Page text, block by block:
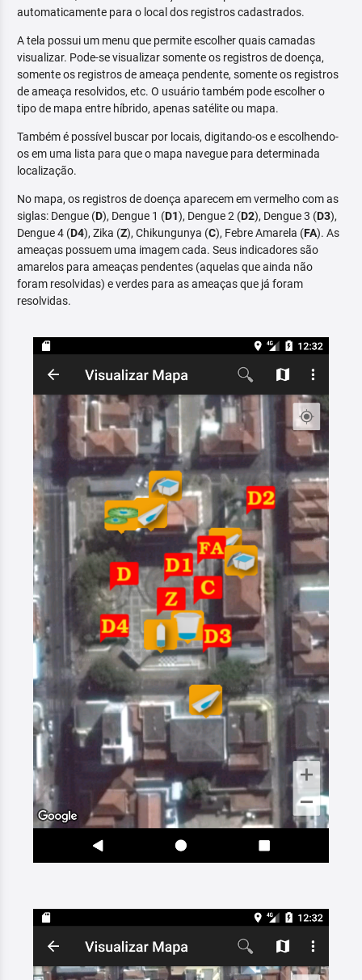
automaticamente para o local dos registros cadastrados.
A tela possui um menu que permite escolher quais camadas
visualizar. Pode-se visualizar somente os registros de doença,
somente os registros de ameaça pendente, somente os registros
de ameaça resolvidos, etc. O usuário também pode escolher o
tipo de mapa entre híbrido, apenas satélite ou mapa.
Também é possível buscar por locais, digitando-os e escolhendo-
os em uma lista para que o mapa navegue para determinada
localização.
No mapa, os registros de doença aparecem em vermelho com as
siglas: Dengue (D), Dengue 1 (D1), Dengue 2 (D2), Dengue 3 (D3),
Dengue 4 (D4), Zika (Z), Chikungunya (C), Febre Amarela (FA). As
ameaças possuem uma imagem cada. Seus indicadores são
amarelos para ameaças pendentes (aquelas que ainda não
foram resolvidas) e verdes para as ameaças que já foram
resolvidas.